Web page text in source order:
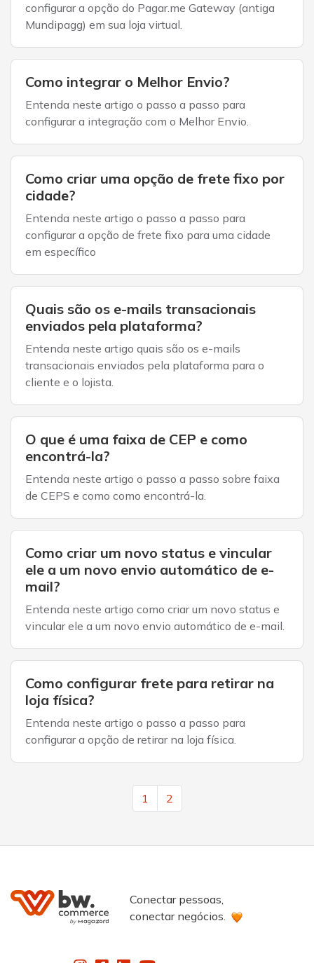
configurar a opção do Pagar.me Gateway (antiga
Mundipagg) em sua loja virtual.
Como integrar o Melhor Envio?
Entenda neste artigo o passo a passo para
configurar a integração com o Melhor Envio.
Como criar uma opção de frete fixo por
cidade?
Entenda neste artigo o passo a passo para
configurar a opção de frete fixo para uma cidade
em específico
Quais são os e-mails transacionais
enviados pela plataforma?
Entenda neste artigo quais são os e-mails
transacionais enviados pela plataforma para o
cliente e o lojista.
O que é uma faixa de CEP e como
encontrá-la?
Entenda neste artigo o passo a passo sobre faixa
de CEPS e como como encontrá-la.
Como criar um novo status e vincular
ele a um novo envio automático de e-
mail?
Entenda neste artigo como criar um novo status e
vincular ele a um novo envio automático de e-mail.
Como configurar frete para retirar na
loja física?
Entenda neste artigo o passo a passo para
configurar a opção de retirar na loja física.
1 2
Conectar pessoas,
conectar negócios.